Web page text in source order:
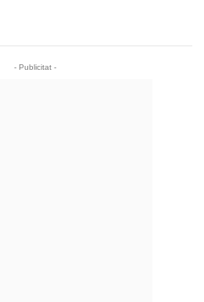
- Publicitat -